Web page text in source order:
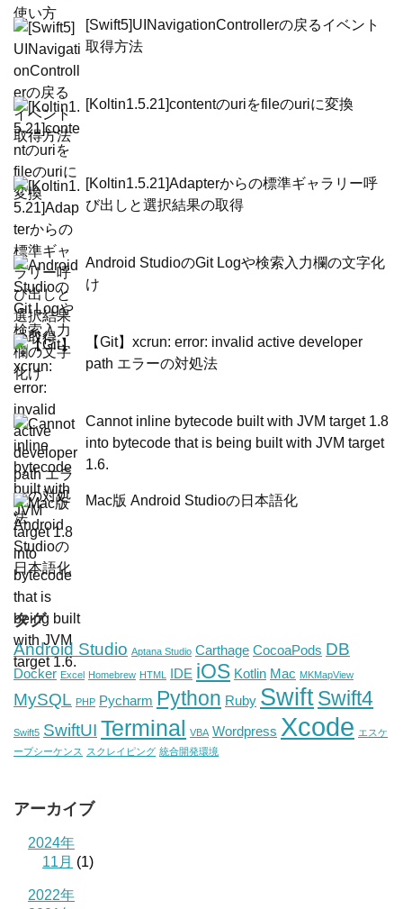
[Swift5]UINavigationControllerの戻るイベント
取得方法
[Koltin1.5.21]contentのuriをfileのuriに変換
[Koltin1.5.21]Adapterからの標準ギャラリー呼
び出しと選択結果の取得
Android StudioのGit Logや検索入力欄の文字化
け
【Git】xcrun: error: invalid active developer
path エラーの対処法
Cannot inline bytecode built with JVM target 1.8
into bytecode that is being built with JVM target
1.6.
Mac版 Android Studioの日本語化
タグ
Android Studio Aptana Studio Carthage CocoaPods DB
Docker Excel Homebrew HTML IDE iOS Kotlin Mac MKMapView
MySQL PHP Pycharm Python Ruby SwiftSwift4
Swift5 SwiftUI Terminal VBA Wordpress Xcode エスケ
ープシーケンス スクレイピング 統合開発環境
アーカイブ
2024年
11月 (1)
2022年